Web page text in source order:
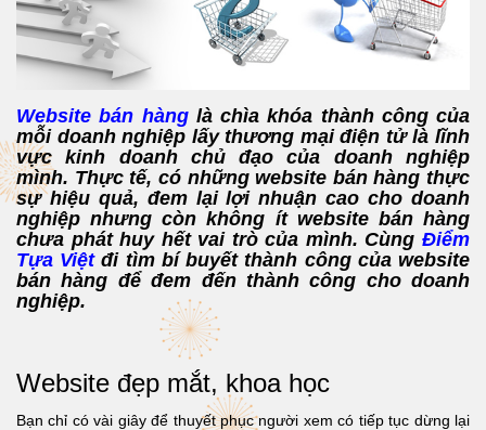
Website bán hànglà chìa khóa thành công của
mỗi doanh nghiệp lấy thương mại điện tử là lĩnh
vực kinh doanh chủ đạo của doanh nghiệp
mình. Thực tế, có những website bán hàng thực
sự hiệu quả, đem lại lợi nhuận cao cho doanh
nghiệp nhưng còn không ít website bán hàng
chưa phát huy hết vai trò của mình. Cùng Điểm
Tựa Việtđi tìm bí buyết thành công của website
bán hàng để đem đến thành công cho doanh
nghiệp.
Website đẹp mắt, khoa học
Bạn chỉ có vài giây để thuyết phục người xem có tiếp tục dừng lại